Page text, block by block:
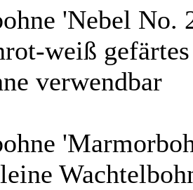
'Nebel
weiß
verwendbar